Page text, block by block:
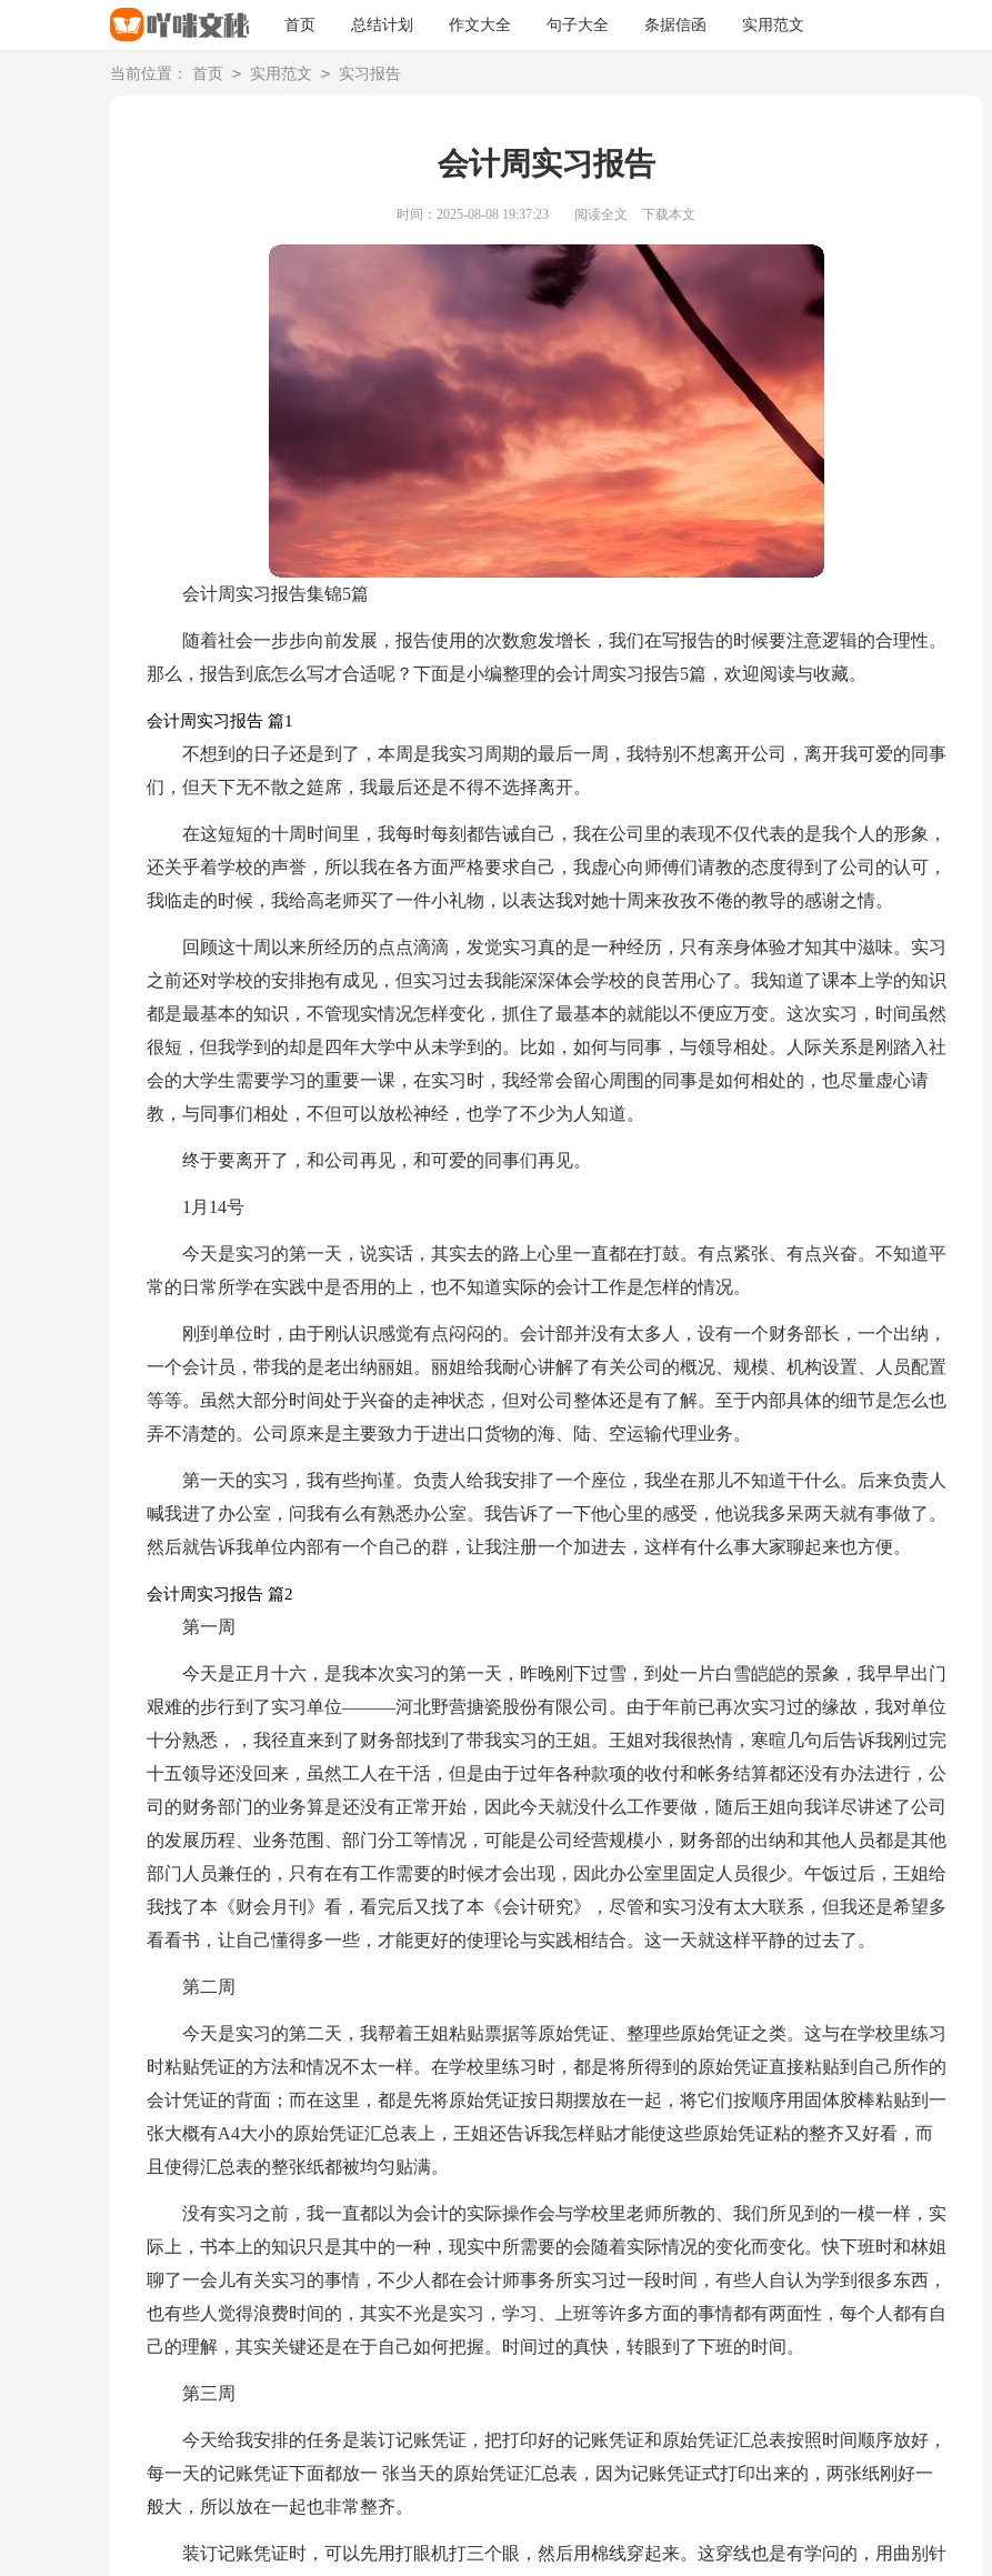
首页 总结计划 作文大全 句子大全 条据信函 实用范文
当前位置： 首页 > 实用范文 > 实习报告
会计周实习报告
时间：2025-08-08 19:37:23 阅读全文 下载本文
会计周实习报告集锦5篇
随着社会一步步向前发展，报告使用的次数愈发增长，我们在写报告的时候要注意逻辑的合理性。
那么，报告到底怎么写才合适呢？下面是小编整理的会计周实习报告5篇，欢迎阅读与收藏。
会计周实习报告 篇1
不想到的日子还是到了，本周是我实习周期的最后一周，我特别不想离开公司，离开我可爱的同事
们，但天下无不散之筵席，我最后还是不得不选择离开。
在这短短的十周时间里，我每时每刻都告诫自己，我在公司里的表现不仅代表的是我个人的形象，
还关乎着学校的声誉，所以我在各方面严格要求自己，我虚心向师傅们请教的态度得到了公司的认可，
我临走的时候，我给高老师买了一件小礼物，以表达我对她十周来孜孜不倦的教导的感谢之情。
回顾这十周以来所经历的点点滴滴，发觉实习真的是一种经历，只有亲身体验才知其中滋味。实习
之前还对学校的安排抱有成见，但实习过去我能深深体会学校的良苦用心了。我知道了课本上学的知识
都是最基本的知识，不管现实情况怎样变化，抓住了最基本的就能以不便应万变。这次实习，时间虽然
很短，但我学到的却是四年大学中从未学到的。比如，如何与同事，与领导相处。人际关系是刚踏入社
会的大学生需要学习的重要一课，在实习时，我经常会留心周围的同事是如何相处的，也尽量虚心请
教，与同事们相处，不但可以放松神经，也学了不少为人知道。
终于要离开了，和公司再见，和可爱的同事们再见。
1月14号
今天是实习的第一天，说实话，其实去的路上心里一直都在打鼓。有点紧张、有点兴奋。不知道平
常的日常所学在实践中是否用的上，也不知道实际的会计工作是怎样的情况。
刚到单位时，由于刚认识感觉有点闷闷的。会计部并没有太多人，设有一个财务部长，一个出纳，
一个会计员，带我的是老出纳丽姐。丽姐给我耐心讲解了有关公司的概况、规模、机构设置、人员配置
等等。虽然大部分时间处于兴奋的走神状态，但对公司整体还是有了解。至于内部具体的细节是怎么也
弄不清楚的。公司原来是主要致力于进出口货物的海、陆、空运输代理业务。
第一天的实习，我有些拘谨。负责人给我安排了一个座位，我坐在那儿不知道干什么。后来负责人
喊我进了办公室，问我有么有熟悉办公室。我告诉了一下他心里的感受，他说我多呆两天就有事做了。
然后就告诉我单位内部有一个自己的群，让我注册一个加进去，这样有什么事大家聊起来也方便。
会计周实习报告 篇2
第一周
今天是正月十六，是我本次实习的第一天，昨晚刚下过雪，到处一片白雪皑皑的景象，我早早出门
艰难的步行到了实习单位———河北野营搪瓷股份有限公司。由于年前已再次实习过的缘故，我对单位
十分熟悉，，我径直来到了财务部找到了带我实习的王姐。王姐对我很热情，寒暄几句后告诉我刚过完
十五领导还没回来，虽然工人在干活，但是由于过年各种款项的收付和帐务结算都还没有办法进行，公
司的财务部门的业务算是还没有正常开始，因此今天就没什么工作要做，随后王姐向我详尽讲述了公司
的发展历程、业务范围、部门分工等情况，可能是公司经营规模小，财务部的出纳和其他人员都是其他
部门人员兼任的，只有在有工作需要的时候才会出现，因此办公室里固定人员很少。午饭过后，王姐给
我找了本《财会月刊》看，看完后又找了本《会计研究》，尽管和实习没有太大联系，但我还是希望多
看看书，让自己懂得多一些，才能更好的使理论与实践相结合。这一天就这样平静的过去了。
第二周
今天是实习的第二天，我帮着王姐粘贴票据等原始凭证、整理些原始凭证之类。这与在学校里练习
时粘贴凭证的方法和情况不太一样。在学校里练习时，都是将所得到的原始凭证直接粘贴到自己所作的
会计凭证的背面；而在这里，都是先将原始凭证按日期摆放在一起，将它们按顺序用固体胶棒粘贴到一
张大概有A4大小的原始凭证汇总表上，王姐还告诉我怎样贴才能使这些原始凭证粘的整齐又好看，而
且使得汇总表的整张纸都被均匀贴满。
没有实习之前，我一直都以为会计的实际操作会与学校里老师所教的、我们所见到的一模一样，实
际上，书本上的知识只是其中的一种，现实中所需要的会随着实际情况的变化而变化。快下班时和林姐
聊了一会儿有关实习的事情，不少人都在会计师事务所实习过一段时间，有些人自认为学到很多东西，
也有些人觉得浪费时间的，其实不光是实习，学习、上班等许多方面的事情都有两面性，每个人都有自
己的理解，其实关键还是在于自己如何把握。时间过的真快，转眼到了下班的时间。
第三周
今天给我安排的任务是装订记账凭证，把打印好的记账凭证和原始凭证汇总表按照时间顺序放好，
每一天的记账凭证下面都放一 张当天的原始凭证汇总表，因为记账凭证式打印出来的，两张纸刚好一
般大，所以放在一起也非常整齐。
装订记账凭证时，可以先用打眼机打三个眼，然后用棉线穿起来。这穿线也是有学问的，用曲别针